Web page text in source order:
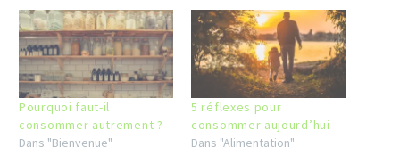
Pourquoi faut-il
consommer autrement ?
Dans "Bienvenue"
5 réflexes pour
consommer aujourd’hui
Dans "Alimentation"